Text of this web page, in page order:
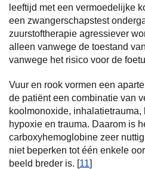
leeftijd met een vermoedelijke
een zwangerschapstest
zuurstoftherapie agressiever
alleen vanwege de toestand
vanwege het risico voor de
Vuur en rook vormen een
de patiënt een combinatie van
koolmonoxide,
hypoxie en trauma. Daarom is
carboxyhemoglobine zeer
niet beperken tot één enkele
beeld breder is. [11]